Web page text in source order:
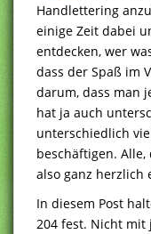
Handlettering
einige Zeit dabei
entdecken, wer
dass der Spaß im
darum, dass man
hat ja auch
unterschiedlich
beschäftigen.
also ganz herzlich
In diesem Post
204 fest. Nicht